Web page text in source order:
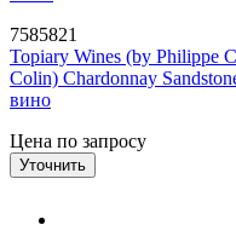
7585821
Topiary Wines (by Philippe
Colin) Chardonnay
вино
Цена по запросу
Уточнить